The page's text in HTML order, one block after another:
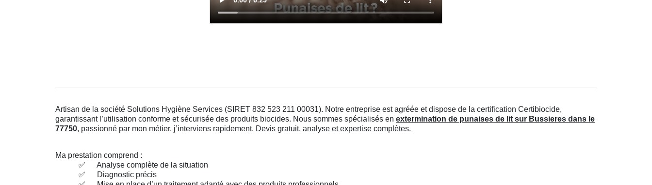
Artisan de la société Solutions Hygiène Services (SIRET 832 523 211 00031). Notre entreprise est agréée et dispose de la certification Certibiocide,
garantissant l’utilisation conforme et sécurisée des produits biocides. Nous sommes spécialisés en extermination de punaises de lit sur Bussieres dans le
77750, passionné par mon métier, j’interviens rapidement. Devis gratuit, analyse et expertise complètes.
Ma prestation comprend :
✅
Analyse complète de la situation
✅
Diagnostic précis